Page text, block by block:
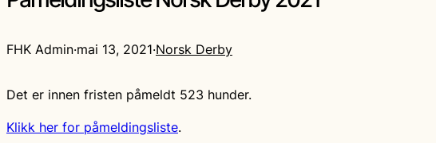
FHK Admin·mai 13, 2021·Norsk Derby
Det er innen fristen påmeldt 523 hunder.
Klikk her for påmeldingsliste.